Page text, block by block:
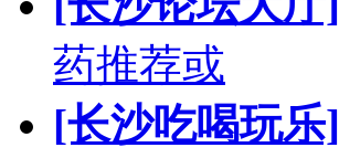
药推荐或
[长沙吃喝玩乐]